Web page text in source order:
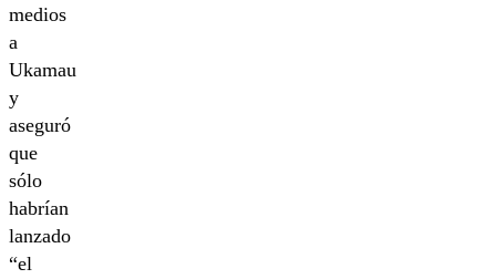
medios
a
Ukamau
y
aseguró
que
sólo
habrían
lanzado
“el